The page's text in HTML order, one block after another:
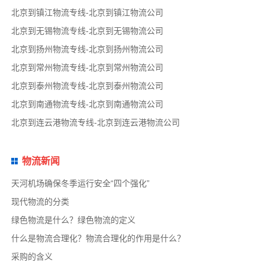
北京到镇江物流专线-北京到镇江物流公司
北京到无锡物流专线-北京到无锡物流公司
北京到扬州物流专线-北京到扬州物流公司
北京到常州物流专线-北京到常州物流公司
北京到泰州物流专线-北京到泰州物流公司
北京到南通物流专线-北京到南通物流公司
北京到连云港物流专线-北京到连云港物流公司
物流新闻
天河机场确保冬季运行安全“四个强化”
现代物流的分类
绿色物流是什么？绿色物流的定义
什么是物流合理化？物流合理化的作用是什么？
采购的含义